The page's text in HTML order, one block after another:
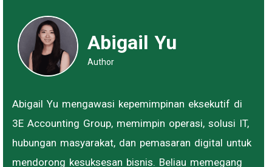
Abigail Yu
Author
Abigail Yu mengawasi kepemimpinan eksekutif di
3E Accounting Group, memimpin operasi, solusi IT,
hubungan masyarakat, dan pemasaran digital untuk
mendorong kesuksesan bisnis. Beliau memegang